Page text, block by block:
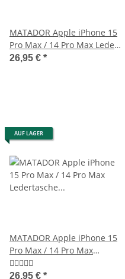
MATADOR Apple iPhone 15
Pro Max / 14 Pro Max Leder-
Hülle-Etui Braun
26,95 € *
AUF LAGER
MATADOR Apple iPhone 15
Pro Max / 14 Pro Max
Ledertasche Schwarz
26,95 € *